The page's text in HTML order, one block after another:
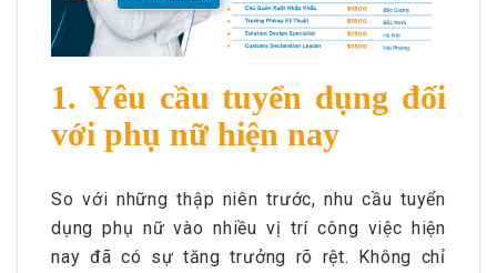
1. Yêu cầu tuyển dụng đối
với phụ nữ hiện nay
So với những thập niên trước, nhu cầu tuyển
dụng phụ nữ vào nhiều vị trí công việc hiện
nay đã có sự tăng trưởng rõ rệt. Không chỉ